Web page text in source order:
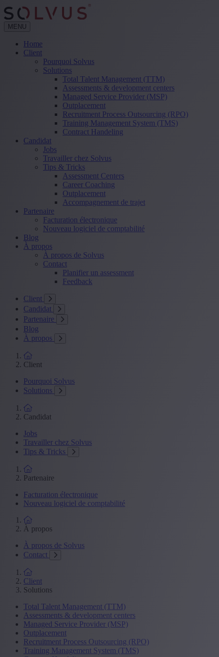
MENU
Home
Client
Pourquoi Solvus
Solutions
Total Talent Management (TTM)
Assessments & development centers
Managed Service Provider (MSP)
Outplacement
Recruitment Process Outsourcing (RPO)
Training Management System (TMS)
Contract Handeling
Candidat
Jobs
Travailler chez Solvus
Tips & Tricks
Assessment Centers
Career Coaching
Outplacement
Accompagnement de trajet
Partenaire
Facturation électronique
Nouveau logiciel de comptabilité
Blog
À propos
À propos de Solvus
Contact
Planifier un assessment
Feedback
Client
Candidat
Partenaire
Blog
À propos
Client
Pourquoi Solvus
Solutions
Candidat
Jobs
Travailler chez Solvus
Tips & Tricks
Partenaire
Facturation électronique
Nouveau logiciel de comptabilité
À propos
À propos de Solvus
Contact
Client
Solutions
Total Talent Management (TTM)
Assessments & development centers
Managed Service Provider (MSP)
Outplacement
Recruitment Process Outsourcing (RPO)
Training Management System (TMS)